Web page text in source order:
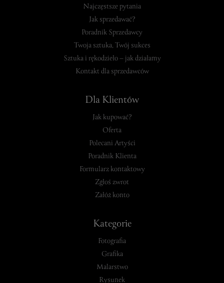
Najczęstsze pytania
Jak sprzedawać?
Poradnik Sprzedawcy
Twoja sztuka, Twój sukces
Sztuka i rękodzieło – jak działamy
Kontakt dla sprzedawców
Dla Klientów
Jak kupować?
Oferta
Polecani Artyści
Poradnik Klienta
Formularz kontaktowy
Zgłoś zwrot
Załóż konto
Kategorie
Fotografia
Grafika
Malarstwo
Rysunek